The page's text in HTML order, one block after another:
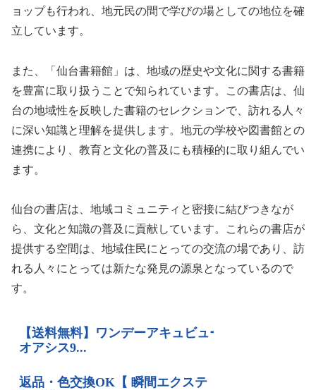
ョップも行われ、地元民の間で学びの場としての地位を確
立しています。
また、「仙台書籍館」は、地域の歴史や文化に関する書籍
を豊富に取り扱うことで知られています。この書店は、仙
台の地域性を反映した書籍のセレクションで、訪れる人々
に深い知識と理解を提供します。地元の学校や図書館との
連携により、教育と文化の普及にも積極的に取り組んでい
ます。
仙台の書店は、地域コミュニティと密接に結びつきなが
ら、文化と知識の普及に貢献しています。これらの書店が
提供する空間は、地域住民にとっての交流の場であり、訪
れる人々にとっては新たな発見の源泉となっているので
す。